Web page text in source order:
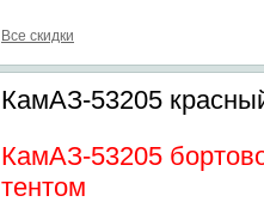
Все скидки
КамАЗ-53205
КамАЗ-53205
тентом